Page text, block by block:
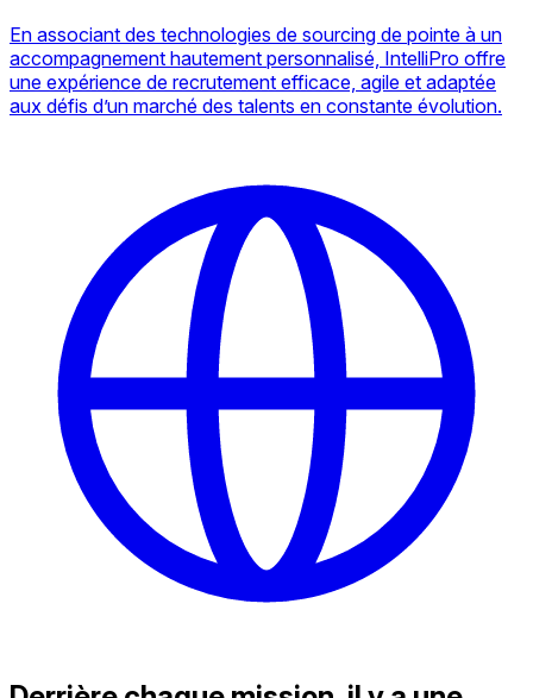
En associant des technologies de sourcing de pointe à un
accompagnement hautement personnalisé, IntelliPro offre
une expérience de recrutement efficace, agile et adaptée
aux défis d’un marché des talents en constante évolution.